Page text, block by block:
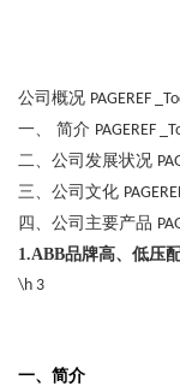
Bo
公司概况 PAGEREF
一、
简介 PAGEREF
二、公司发展状况
三、公司文化
四、公司主要产品
1.ABB品牌高、低压
\h 3
一、 简介